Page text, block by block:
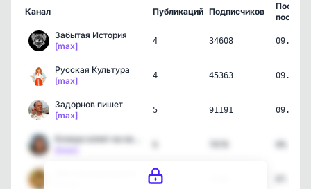
Канал Публикаций Подписчиков
пост
Забытая История
[max]
4 34608
Русская Культура
[max]
4 45363
Задорнов пишет
[max]
5 91191
5